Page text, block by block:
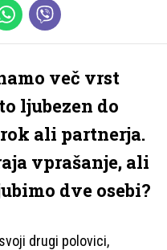
več vrst
ljubezen do
ali partnerja.
vprašanje, ali
dve osebi?
drugi polovici,